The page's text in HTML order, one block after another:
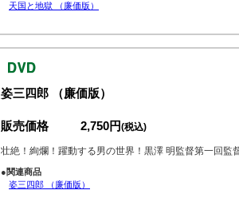
天国と地獄 （廉価版）
姿三四郎 （廉価版）
販売価格 2,750円(税込)
壮絶！絢爛！躍動する男の世界！黒澤 明監督第一回監
●関連商品
姿三四郎 （廉価版）